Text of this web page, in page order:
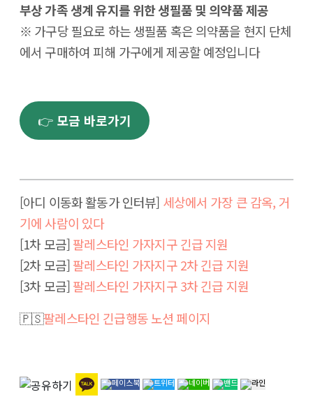
부상 가족 생계 유지를 위한 생필품 및 의약품 제공
※ 가구당 필요로 하는 생필품 혹은 의약품을 현지 단체
에서 구매하여 피해 가구에게 제공할 예정입니다
👉 모금 바로가기
[아디 이동화 활동가 인터뷰] 세상에서 가장 큰 감옥, 거
기에 사람이 있다
[1차 모금]팔레스타인 가자지구 긴급 지원
[2차 모금]팔레스타인 가자지구 2차 긴급 지원
[3차 모금]팔레스타인 가자지구 3차 긴급 지원
🇵🇸팔레스타인 긴급행동 노션 페이지